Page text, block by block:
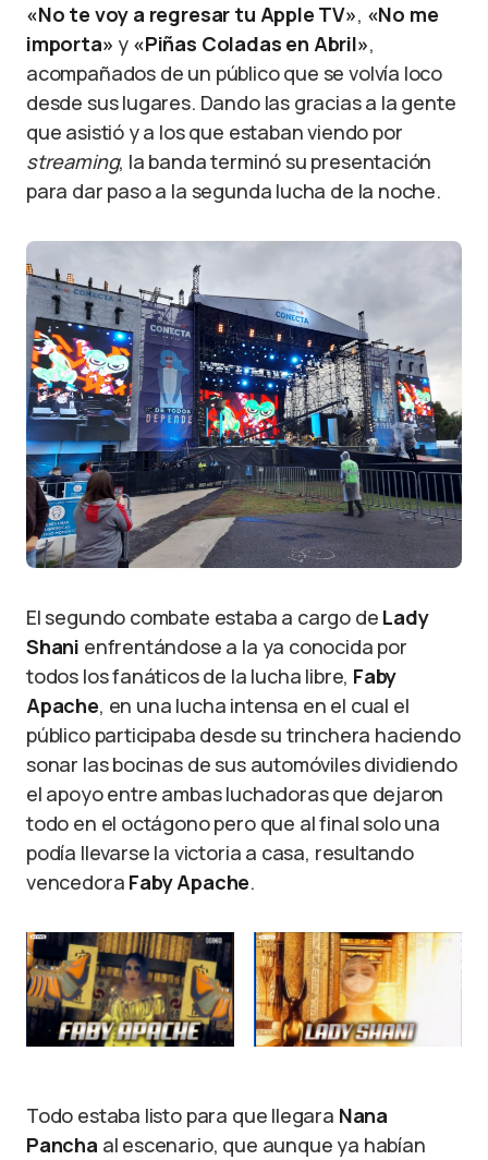
«No te voy a regresar tu Apple TV», «No me
importa» y «Piñas Coladas en Abril»,
acompañados de un público que se volvía loco
desde sus lugares. Dando las gracias a la gente
que asistió y a los que estaban viendo por
streaming, la banda terminó su presentación
para dar paso a la segunda lucha de la noche.
El segundo combate estaba a cargo de Lady
Shani enfrentándose a la ya conocida por
todos los fanáticos de la lucha libre, Faby
Apache, en una lucha intensa en el cual el
público participaba desde su trinchera haciendo
sonar las bocinas de sus automóviles dividiendo
el apoyo entre ambas luchadoras que dejaron
todo en el octágono pero que al final solo una
podía llevarse la victoria a casa, resultando
vencedora Faby Apache.
Todo estaba listo para que llegara Nana
Pancha al escenario, que aunque ya habían